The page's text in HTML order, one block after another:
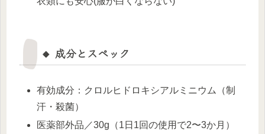
🔸 成分とスペック
有効成分：クロルヒドロキシアルミニウム（制
汗・殺菌）
医薬部外品／30g（1日1回の使用で2〜3か月）